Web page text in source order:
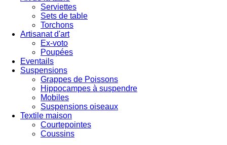
Serviettes
Sets de table
Torchons
Artisanat d'art
Ex-voto
Poupées
Eventails
Suspensions
Grappes de Poissons
Hippocampes à suspendre
Mobiles
Suspensions oiseaux
Textile maison
Courtepointes
Coussins